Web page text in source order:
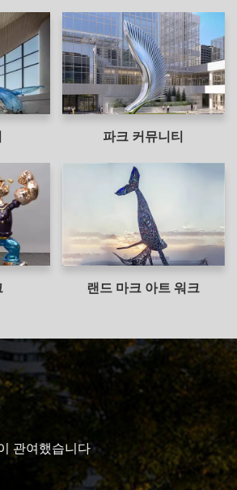
자인, 치수 및 재료 // Tiancai 디자인,
맞춤형 조각 서비스 제공을 전문으로
객이 제공하는 사진을 기반으로 설계하
기반으로 독창적 인 디자인을 만들 든
있습니다. Tiancai는 몇 센티미터에서
춤형 크기로 고객이 선택할 수있는 세
자료 중 수십 개 이상을 제공합니다.
에 두 든 우리와 협의하면 항상 놀라움
리의 이점 이점1 、 가격 우위 ：소스
도매가입니다.2 、 전문 팀 : 이 공장에
각가와 장인이 뛰어난 기술과 창의성을
아이디어를 절묘한 예술 작품으로 바
혁신적인 디자인 : 공장은 혁신적인 디
비 : 공장에는 고급 조각 가공 장비 및
작품의 품질과 세부 사항을 보장하기
이고 정확하게 생산할 수 있습니다.5
수지, 금속, 목재 등과 같은 다양한 요
선택을 제공하여 고객의 재료에 대한
시킬 수 있습니다.6 、 맞춤형 서비스
설치 및 기타 링크를 포함하여 고객 요
파크 커뮤니티
랜드 마크 아트 워크
관여했습니다